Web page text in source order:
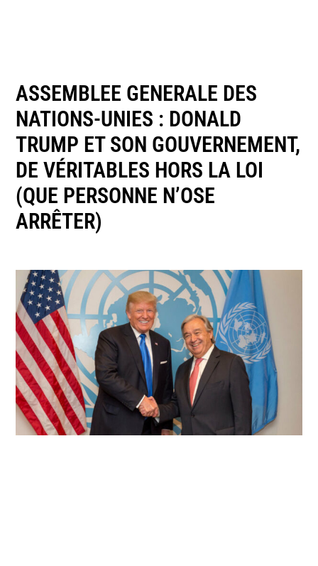
ASSEMBLEE GENERALE DES
NATIONS-UNIES : DONALD
TRUMP ET SON GOUVERNEMENT,
DE VÉRITABLES HORS LA LOI
(QUE PERSONNE N’OSE
ARRÊTER)